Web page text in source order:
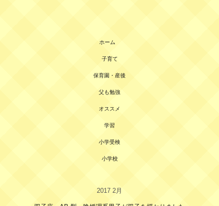
ホーム
子育て
保育園・産後
父も勉強
オススメ
学習
小学受検
小学校
2017 2月